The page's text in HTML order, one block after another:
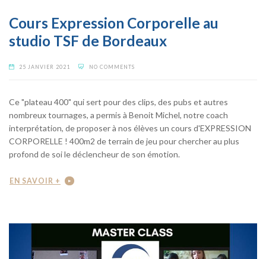
Cours Expression Corporelle au
studio TSF de Bordeaux
25 JANVIER 2021 NO COMMENTS
Ce "plateau 400" qui sert pour des clips, des pubs et autres
nombreux tournages, a permis à Benoit Michel, notre coach
interprétation, de proposer à nos élèves un cours d'EXPRESSION
CORPORELLE ! 400m2 de terrain de jeu pour chercher au plus
profond de soi le déclencheur de son émotion.
EN SAVOIR +